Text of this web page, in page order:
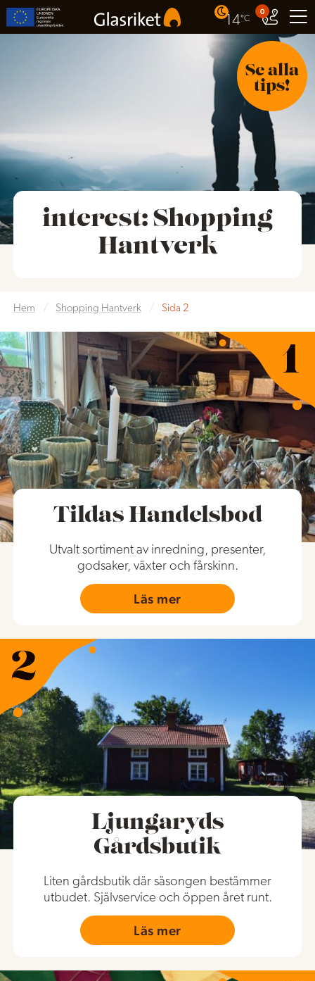
14°C
0
interest: Shopping
Hantverk
Se alla
tips!
Hem / Shopping Hantverk / Sida 2
Tildas Handelsbod
Utvalt sortiment av inredning, presenter,
godsaker, växter och fårskinn.
Läs mer
Ljungaryds
Gårdsbutik
Liten gårdsbutik där säsongen bestämmer
utbudet. Självservice och öppen året runt.
Läs mer